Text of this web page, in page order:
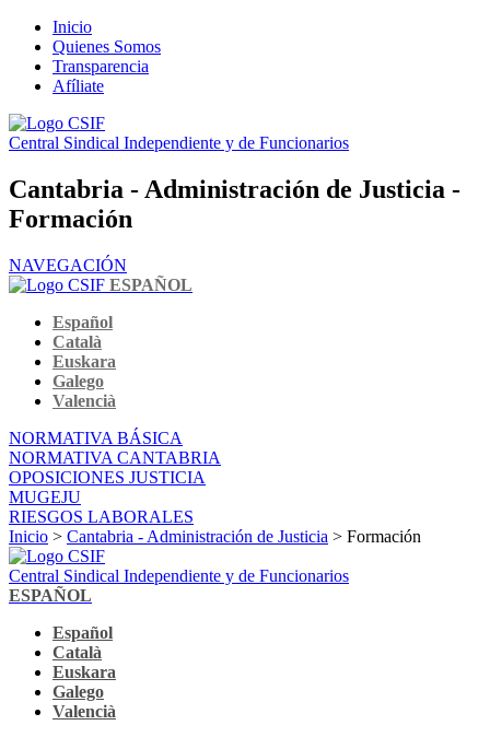
Inicio
Quienes Somos
Transparencia
Afíliate
Central Sindical Independiente y de Funcionarios
Cantabria - Administración de Justicia -
Formación
NAVEGACIÓN
ESPAÑOL
Español
Català
Euskara
Galego
Valencià
NORMATIVA BÁSICA
NORMATIVA CANTABRIA
OPOSICIONES JUSTICIA
MUGEJU
RIESGOS LABORALES
Inicio > Cantabria - Administración de Justicia > Formación
Central Sindical Independiente y de Funcionarios
ESPAÑOL
Español
Català
Euskara
Galego
Valencià